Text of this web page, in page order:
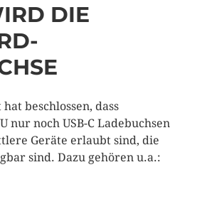
DIE
beschlossen, dass
nur noch USB-C Ladebuchsen
Geräte erlaubt sind, die
sind. Dazu gehören u.a.: